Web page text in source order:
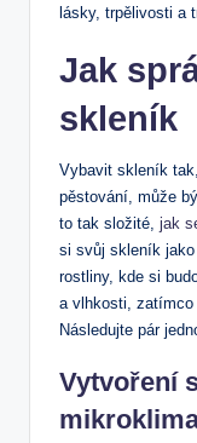
lásky, trpělivosti a
Jak
skleník
Vybavit skleník
pěstování, může
to tak složité, jak
si svůj skleník
rostliny, kde si
a vlhkosti, zatímco
Následujte pár
Vytvoření